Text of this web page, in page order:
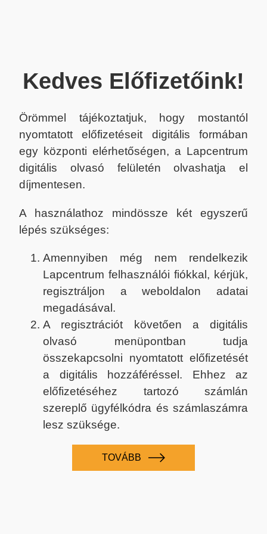
Kedves Előfizetőink!
Örömmel tájékoztatjuk, hogy mostantól
nyomtatott előfizetéseit digitális formában
egy központi elérhetőségen, a Lapcentrum
digitális olvasó felületén olvashatja el
díjmentesen.
A használathoz mindössze két egyszerű
lépés szükséges:
Amennyiben még nem rendelkezik
Lapcentrum felhasználói fiókkal, kérjük,
regisztráljon a weboldalon adatai
megadásával.
A regisztrációt követően a digitális
olvasó menüpontban tudja
összekapcsolni nyomtatott előfizetését
a digitális hozzáféréssel. Ehhez az
előfizetéséhez tartozó számlán
szereplő ügyfélkódra és számlaszámra
lesz szüksége.
TOVÁBB